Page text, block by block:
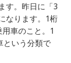
す。昨日に「3
なります。1桁
車のこと。1
という分類で